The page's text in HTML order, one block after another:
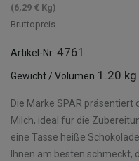
(6,29 € Kg)
Bruttopreis
Artikel-Nr. 4761
Gewicht / Volumen 1.20 kg
Die Marke SPAR präsentiert
Milch, ideal für die
eine Tasse heiße
Ihnen am besten schmeckt,